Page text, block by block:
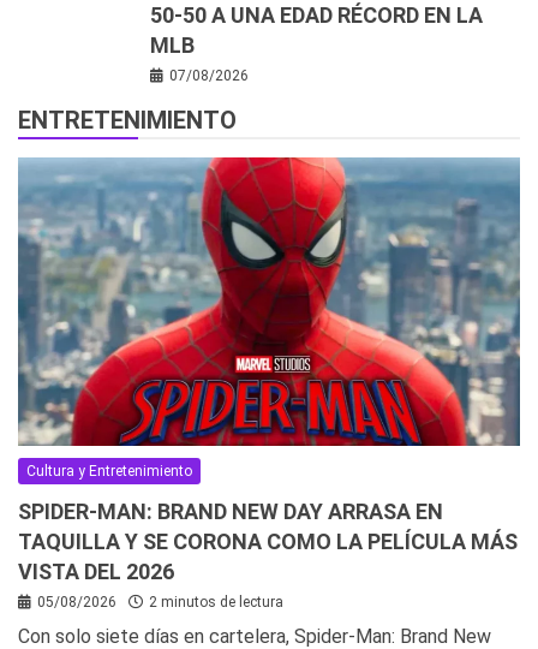
50-50 A UNA EDAD RÉCORD EN LA
MLB
07/08/2026
ENTRETENIMIENTO
Cultura y Entretenimiento
SPIDER-MAN: BRAND NEW DAY ARRASA EN
TAQUILLA Y SE CORONA COMO LA PELÍCULA MÁS
VISTA DEL 2026
05/08/2026 2 minutos de lectura
Con solo siete días en cartelera, Spider-Man: Brand New